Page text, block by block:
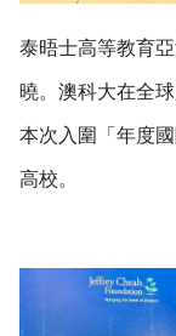
泰晤士高等教育
曉。澳科大在全
本次入圍「年度
高校。